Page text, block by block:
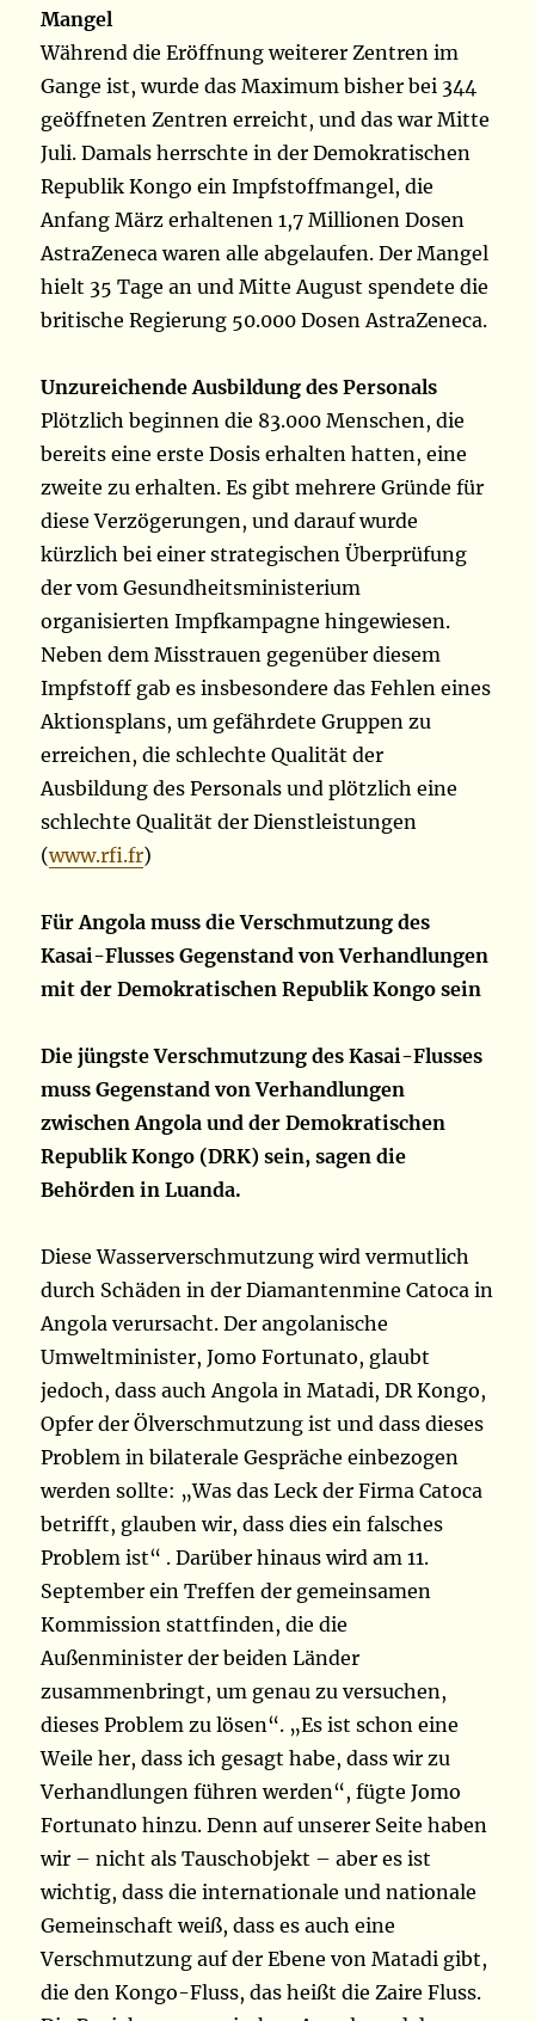
Mangel
Während die Eröffnung weiterer Zentren im
Gange ist, wurde das Maximum bisher bei 344
geöffneten Zentren erreicht, und das war Mitte
Juli. Damals herrschte in der Demokratischen
Republik Kongo ein Impfstoffmangel, die
Anfang März erhaltenen 1,7 Millionen Dosen
AstraZeneca waren alle abgelaufen. Der Mangel
hielt 35 Tage an und Mitte August spendete die
britische Regierung 50.000 Dosen AstraZeneca.
Unzureichende Ausbildung des Personals
Plötzlich beginnen die 83.000 Menschen, die
bereits eine erste Dosis erhalten hatten, eine
zweite zu erhalten. Es gibt mehrere Gründe für
diese Verzögerungen, und darauf wurde
kürzlich bei einer strategischen Überprüfung
der vom Gesundheitsministerium
organisierten Impfkampagne hingewiesen.
Neben dem Misstrauen gegenüber diesem
Impfstoff gab es insbesondere das Fehlen eines
Aktionsplans, um gefährdete Gruppen zu
erreichen, die schlechte Qualität der
Ausbildung des Personals und plötzlich eine
schlechte Qualität der Dienstleistungen
(www.rfi.fr)
Für Angola muss die Verschmutzung des
Kasai-Flusses Gegenstand von Verhandlungen
mit der Demokratischen Republik Kongo sein
Die jüngste Verschmutzung des Kasai-Flusses
muss Gegenstand von Verhandlungen
zwischen Angola und der Demokratischen
Republik Kongo (DRK) sein, sagen die
Behörden in Luanda.
Diese Wasserverschmutzung wird vermutlich
durch Schäden in der Diamantenmine Catoca in
Angola verursacht. Der angolanische
Umweltminister, Jomo Fortunato, glaubt
jedoch, dass auch Angola in Matadi, DR Kongo,
Opfer der Ölverschmutzung ist und dass dieses
Problem in bilaterale Gespräche einbezogen
werden sollte: „Was das Leck der Firma Catoca
betrifft, glauben wir, dass dies ein falsches
Problem ist“ . Darüber hinaus wird am 11.
September ein Treffen der gemeinsamen
Kommission stattfinden, die die
Außenminister der beiden Länder
zusammenbringt, um genau zu versuchen,
dieses Problem zu lösen“. „Es ist schon eine
Weile her, dass ich gesagt habe, dass wir zu
Verhandlungen führen werden“, fügte Jomo
Fortunato hinzu. Denn auf unserer Seite haben
wir – nicht als Tauschobjekt – aber es ist
wichtig, dass die internationale und nationale
Gemeinschaft weiß, dass es auch eine
Verschmutzung auf der Ebene von Matadi gibt,
die den Kongo-Fluss, das heißt die Zaire Fluss.